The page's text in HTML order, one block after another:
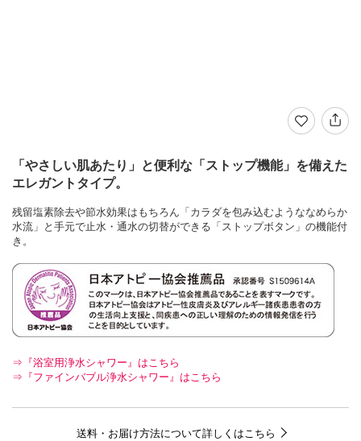
「やさしい肌あたり」と便利な「ストップ機能」を備えた
エレガントタイプ。
残留塩素除去や節水効果はもちろん「カラダを包み込むようななめらか
水流」と手元で止水・通水の切替ができる「ストップボタン」の機能付
き。
⇒『浴室用浄水シャワー』はこちら
⇒『ファインバブル浄水シャワー』はこちら
送料・お届け方法について詳しくはこちら